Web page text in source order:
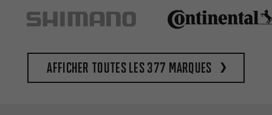
Afficher toutes les 377 marques